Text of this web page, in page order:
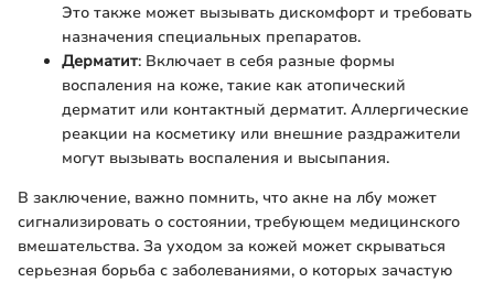
Это также может вызывать дискомфорт и требовать
назначения специальных препаратов.
Дерматит: Включает в себя разные формы
воспаления на коже, такие как атопический
дерматит или контактный дерматит. Аллергические
реакции на косметику или внешние раздражители
могут вызывать воспаления и высыпания.
В заключение, важно помнить, что акне на лбу может
сигнализировать о состоянии, требующем медицинского
вмешательства. За уходом за кожей может скрываться
серьезная борьба с заболеваниями, о которых зачастую